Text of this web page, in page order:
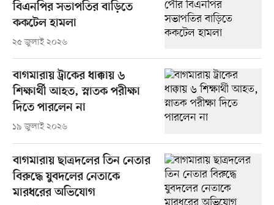
বিএনপির সভাপতির বাড়িতে
ককটেল হামলা
২৫ জুলাই ২০২৬
বাগমারায় ট্রাকের ধাক্কায় ৬
শিক্ষার্থী আহত, স্নাতক পরীক্ষা
দিতে পারলেন না
১৯ জুলাই ২০২৬
বাগমারায় ছাত্রদলের তিন নেতার
বিরুদ্ধে যুবদলের নেতাকে
মারধরের অভিযোগ